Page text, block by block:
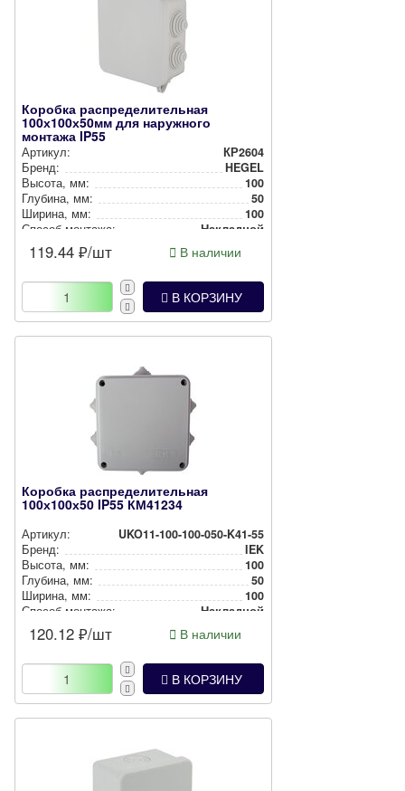
Коробка распределительная
100х100х50мм для наружного
монтажа IP55
Артикул:
КР2604
Бренд:
HEGEL
Высота, мм:
100
Глубина, мм:
50
Ширина, мм:
100
Способ монтажа:
Накладной
Степень защиты:
Цвет:
Серый
119.44 ₽/шт В наличии
В КОРЗИНУ
Коробка распределительная
100х100х50 IP55 КМ41234
Артикул:
UKO11-100-100-050-K41-55
Бренд:
IEK
Высота, мм:
100
Глубина, мм:
50
Ширина, мм:
100
Способ монтажа:
Накладной
Степень защиты:
Цвет:
Серый
120.12 ₽/шт В наличии
В КОРЗИНУ